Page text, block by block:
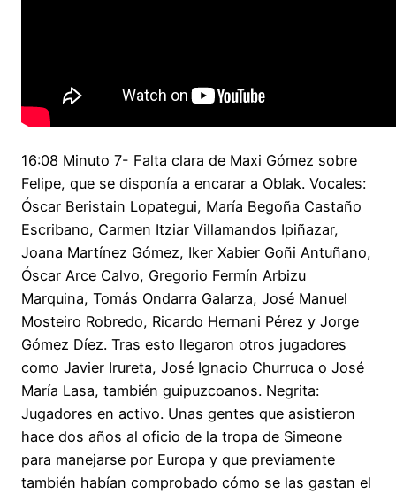
16:08 Minuto 7- Falta clara de Maxi Gómez sobre
Felipe, que se disponía a encarar a Oblak. Vocales:
Óscar Beristain Lopategui, María Begoña Castaño
Escribano, Carmen Itziar Villamandos Ipiñazar,
Joana Martínez Gómez, Iker Xabier Goñi Antuñano,
Óscar Arce Calvo, Gregorio Fermín Arbizu
Marquina, Tomás Ondarra Galarza, José Manuel
Mosteiro Robredo, Ricardo Hernani Pérez y Jorge
Gómez Díez. Tras esto llegaron otros jugadores
como Javier Irureta, José Ignacio Churruca o José
María Lasa, también guipuzcoanos. Negrita:
Jugadores en activo. Unas gentes que asistieron
hace dos años al oficio de la tropa de Simeone
para manejarse por Europa y que previamente
también habían comprobado cómo se las gastan el